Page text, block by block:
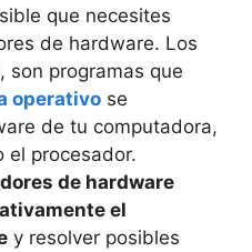
que necesites
de hardware. Los
son programas que
operativo se
de tu computadora,
el procesador.
de hardware
el
y resolver posibles